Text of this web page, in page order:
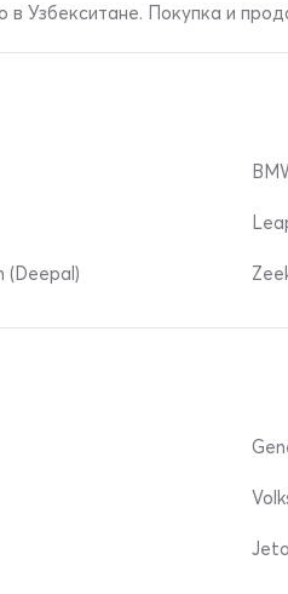
Узбекситане. Покупка и
(Deepal)